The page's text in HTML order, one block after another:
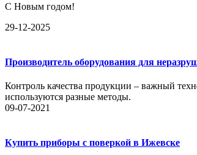
С Новым годом!
29-12-2025
Производитель оборудования для
Контроль качества продукции – важный
используются разные методы.
09-07-2021
Купить приборы с поверкой в Ижевске